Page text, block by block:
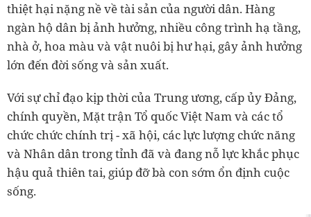
thiệt hại nặng nề về tài sản của người dân. Hàng
ngàn hộ dân bị ảnh hưởng, nhiều công trình hạ tầng,
nhà ở, hoa màu và vật nuôi bị hư hại, gây ảnh hưởng
lớn đến đời sống và sản xuất.
Với sự chỉ đạo kịp thời của Trung ương, cấp ủy Đảng,
chính quyền, Mặt trận Tổ quốc Việt Nam và các tổ
chức chức chính trị - xã hội, các lực lượng chức năng
và Nhân dân trong tỉnh đã và đang nỗ lực khắc phục
hậu quả thiên tai, giúp đỡ bà con sớm ổn định cuộc
sống.